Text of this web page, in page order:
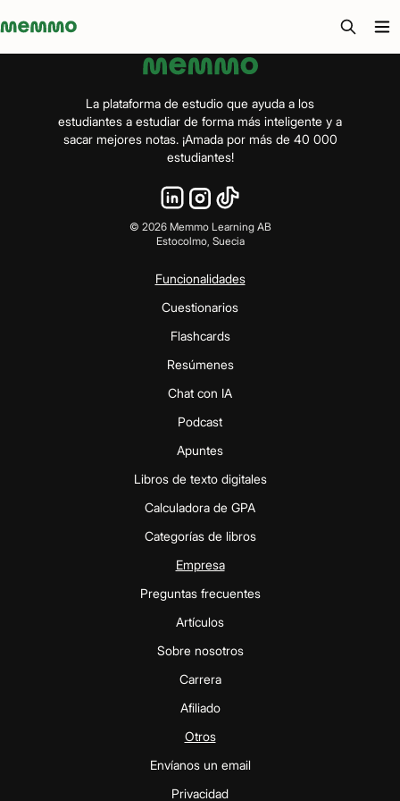
Memmo - AI-verktyg och digital kurslitteratur
La plataforma de estudio que ayuda a los
estudiantes a estudiar de forma más inteligente y a
sacar mejores notas. ¡Amada por más de 40 000
estudiantes!
© 2026Memmo Learning AB
Estocolmo, Suecia
Funcionalidades
Cuestionarios
Flashcards
Resúmenes
Chat con IA
Podcast
Apuntes
Libros de texto digitales
Calculadora de GPA
Categorías de libros
Empresa
Preguntas frecuentes
Artículos
Sobre nosotros
Carrera
Afiliado
Otros
Envíanos un email
Privacidad